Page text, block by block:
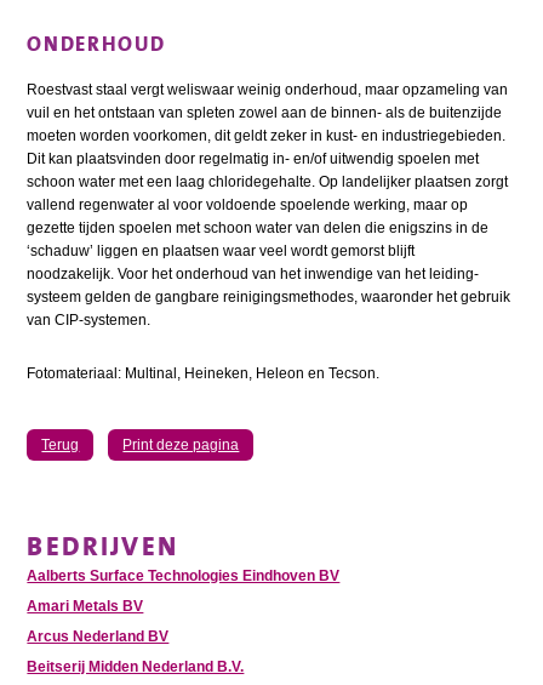
ONDERHOUD
Roestvast staal vergt weliswaar weinig onderhoud, maar opzameling van
vuil en het ontstaan van spleten zowel aan de binnen- als de buitenzijde
moeten worden voorkomen, dit geldt zeker in kust- en industriegebieden.
Dit kan plaatsvinden door regelmatig in- en/of uitwendig spoelen met
schoon water met een laag chloridegehalte. Op landelijker plaatsen zorgt
vallend regenwater al voor voldoende spoelende werking, maar op
gezette tijden spoelen met schoon water van delen die enigszins in de
‘schaduw’ liggen en plaatsen waar veel wordt gemorst blijft
noodzakelijk. Voor het onderhoud van het inwendige van het leiding­
systeem gelden de gangbare reinigingsmethodes, waaronder het gebruik
van CIP-systemen.
Fotomateriaal: Multinal, Heineken, Heleon en Tecson.
Terug Print deze pagina
BEDRIJVEN
Aalberts Surface Technologies Eindhoven BV
Amari Metals BV
Arcus Nederland BV
Beitserij Midden Nederland B.V.